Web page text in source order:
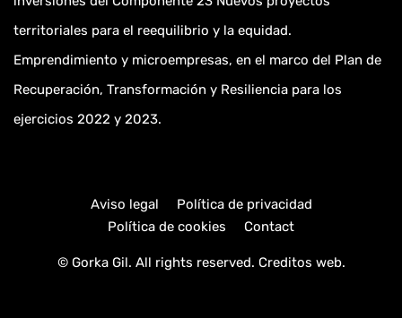
territoriales para el reequilibrio y la equidad.
Emprendimiento y microempresas, en el marco del Plan de
Recuperación, Transformación y Resiliencia para los
ejercicios 2022 y 2023.
Aviso legal
Política de privacidad
Política de cookies
Contact
© Gorka Gil. All rights reserved. Creditos web.